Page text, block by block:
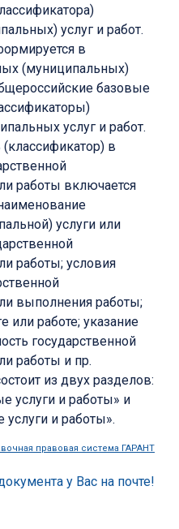
услуг и работ.
в
(муниципальных)
базовые
услуг и работ.
в
работы включается
услуги или
работы; условия
выполнения работы;
или работе; указание
государственной
работы и пр.
из двух разделов:
услуги и работы» и
и работы».
правовая система ГАРАНТ